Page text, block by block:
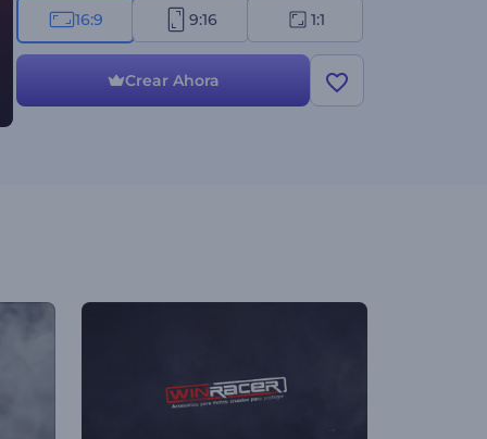
presentaciones y mucho más. ¡Prueba esta nueva
plantilla ahora mismo! 3...2...1...¡Ya!
16:9 9:16 1:1
Crear Ahora